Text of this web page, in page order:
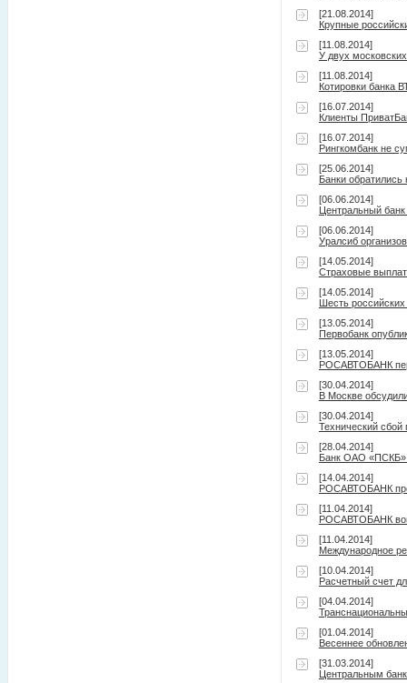
[21.08.2014]
Крупные
[11.08.2014]
У двух
[11.08.2014]
Котировки банка
[16.07.2014]
Клиенты
[16.07.2014]
Рингкомбанк не
[25.06.2014]
Банки
[06.06.2014]
Центральный банк
[06.06.2014]
Уралсиб
[14.05.2014]
Страховые
[14.05.2014]
Шесть
[13.05.2014]
Первобанк
[13.05.2014]
РОСАВТОБАНК
[30.04.2014]
В Москве
[30.04.2014]
Технический
[28.04.2014]
Банк ОАО «ПСКБ»
[14.04.2014]
РОСАВТОБАНК
[11.04.2014]
РОСАВТОБАНК
[11.04.2014]
Международное
[10.04.2014]
Расчетный счет
[04.04.2014]
[01.04.2014]
Весеннее
[31.03.2014]
Центральным